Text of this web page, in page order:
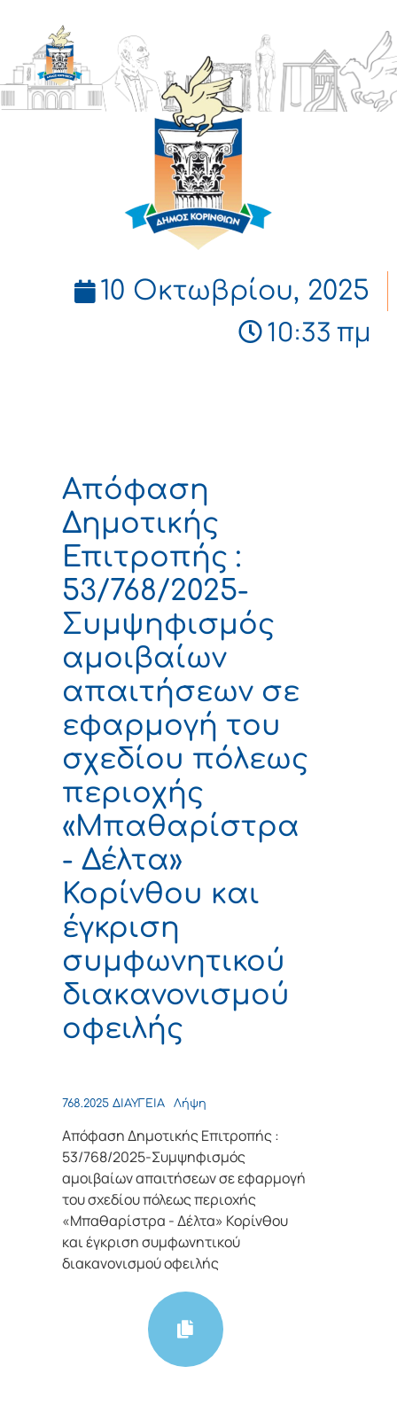
ΔΗΜΟΣ
ΚΟΡΙΝΘΙΩΝ
10 Οκτωβρίου, 2025
10:33 πμ
Απόφαση
Δημοτικής
Επιτροπής :
53/768/2025-
Συμψηφισμός
αμοιβαίων
απαιτήσεων σε
εφαρμογή του
σχεδίου πόλεως
περιοχής
«Μπαθαρίστρα
- Δέλτα»
Κορίνθου και
έγκριση
συμφωνητικού
διακανονισμού
οφειλής
768.2025 ΔΙΑΥΓΕΙΑ Λήψη
Απόφαση Δημοτικής Επιτροπής :
53/768/2025-Συμψηφισμός
αμοιβαίων απαιτήσεων σε εφαρμογή
του σχεδίου πόλεως περιοχής
«Μπαθαρίστρα - Δέλτα» Κορίνθου
και έγκριση συμφωνητικού
διακανονισμού οφειλής